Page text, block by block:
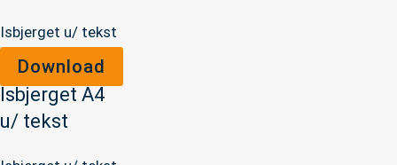
Isbjerget u/ tekst
Download
Isbjerget A4
u/ tekst